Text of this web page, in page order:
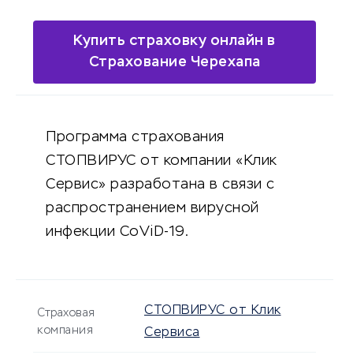
Купить страховку онлайн в
Страхование Черехапа
Программа страхования
СТОПВИРУС от компании «Клик
Сервис» разработана в связи с
распространением вирусной
инфекции CoViD-19.
Страховая
компания
СТОПВИРУС от Клик
Сервиса